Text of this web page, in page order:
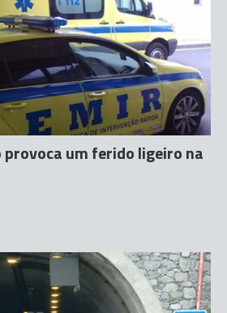
provoca um ferido ligeiro na